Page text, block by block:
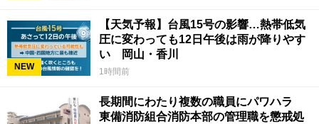
NEW
【天気予報】台風15号の影響…熱帯低気
圧に変わっても12日午後は雨が降りやす
い 岡山・香川
1時間前
長期間にわたり複数の職員にパワハラ
東備消防組合消防本部の管理職を懲戒処